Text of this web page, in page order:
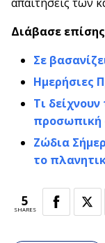
Διάβασε
Σε
Ημερήσιες
Τι
προσωπική
Ζώδια
το
5
SHARES